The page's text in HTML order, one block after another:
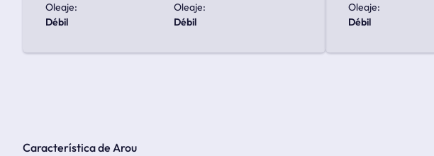
Oleaje:
débil
Oleaje:
débil
Oleaje:
débil
Característica de Arou